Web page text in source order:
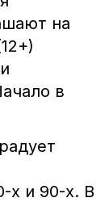
на
в
х и 90-х. В